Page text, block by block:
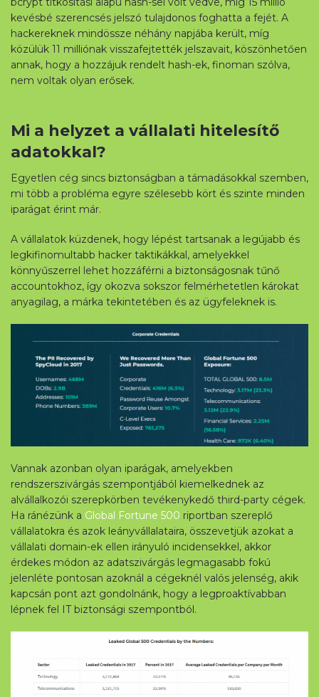
kevésbé szerencsés jelszó tulajdonos foghatta a fejét. A
hackereknek mindössze néhány napjába került, míg
közülük 11 milliónak visszafejtették jelszavait, köszönhetően
annak, hogy a hozzájuk rendelt hash-ek, finoman szólva,
nem voltak olyan erősek.
Mi a helyzet a vállalati hitelesítő
adatokkal?
Egyetlen cég sincs biztonságban a támadásokkal szemben,
mi több a probléma egyre szélesebb kört és szinte minden
iparágat érint már.
A vállalatok küzdenek, hogy lépést tartsanak a legújabb és
legkifinomultabb hacker taktikákkal, amelyekkel
könnyűszerrel lehet hozzáférni a biztonságosnak tűnő
accountokhoz, így okozva sokszor felmérhetetlen károkat
anyagilag, a márka tekintetében és az ügyfeleknek is.
Vannak azonban olyan iparágak, amelyekben
rendszerszivárgás szempontjából kiemelkednek az
alvállalkozói szerepkörben tevékenykedő third-party cégek.
Ha ránézünk a Global Fortune 500 riportban szereplő
vállalatokra és azok leányvállalataira, összevetjük azokat a
vállalati domain-ek ellen irányuló incidensekkel, akkor
érdekes módon az adatszivárgás legmagasabb fokú
jelenléte pontosan azoknál a cégeknél valós jelenség, akik
kapcsán pont azt gondolnánk, hogy a legproaktívabban
lépnek fel IT biztonsági szempontból.